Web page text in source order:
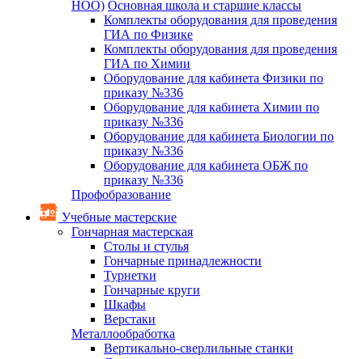
НОО) Основная школа и старшие классы
Комплекты оборудования для проведения
ГИА по Физике
Комплекты оборудования для проведения
ГИА по Химии
Оборудование для кабинета Физики по
приказу №336
Оборудование для кабинета Химии по
приказу №336
Оборудование для кабинета Биологии по
приказу №336
Оборудование для кабинета ОБЖ по
приказу №336
Профобразование
Учебные мастерские
Гончарная мастерская
Столы и стулья
Гончарные принадлежности
Турнетки
Гончарные круги
Шкафы
Верстаки
Металлообработка
Вертикально-сверлильные станки